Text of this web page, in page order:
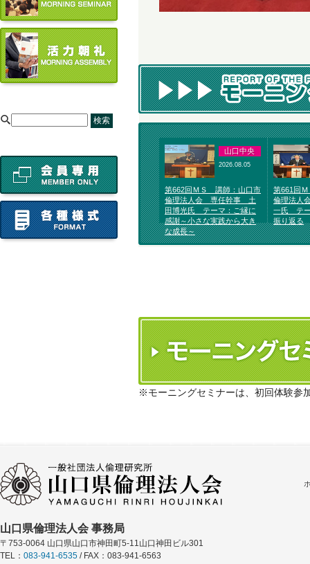
山口中央
2026.08.05
第662回ＭＳ 講師：山口市
倫理法人会 専任幹事 土
田博光氏 テーマ：ご縁に
感謝～小さな実践から大き
な成長～
第661回
倫理法人
一氏 テー
振り返る
※モーニングセミナーは、初回体験参
[
山口県倫理法人会 事務局
〒753-0064 山口県山口市神田町5-11山口神田ビル301
TEL： 083-941-6535 / FAX：083-941-6563